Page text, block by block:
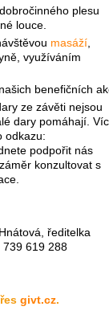
plesu
louce.
masáží
využíváním
benefičních
ze závěti nejsou
dary pomáhají.
odkazu:
podpořit nás
konzultovat s
ředitelka
739 619 288
givt.cz.